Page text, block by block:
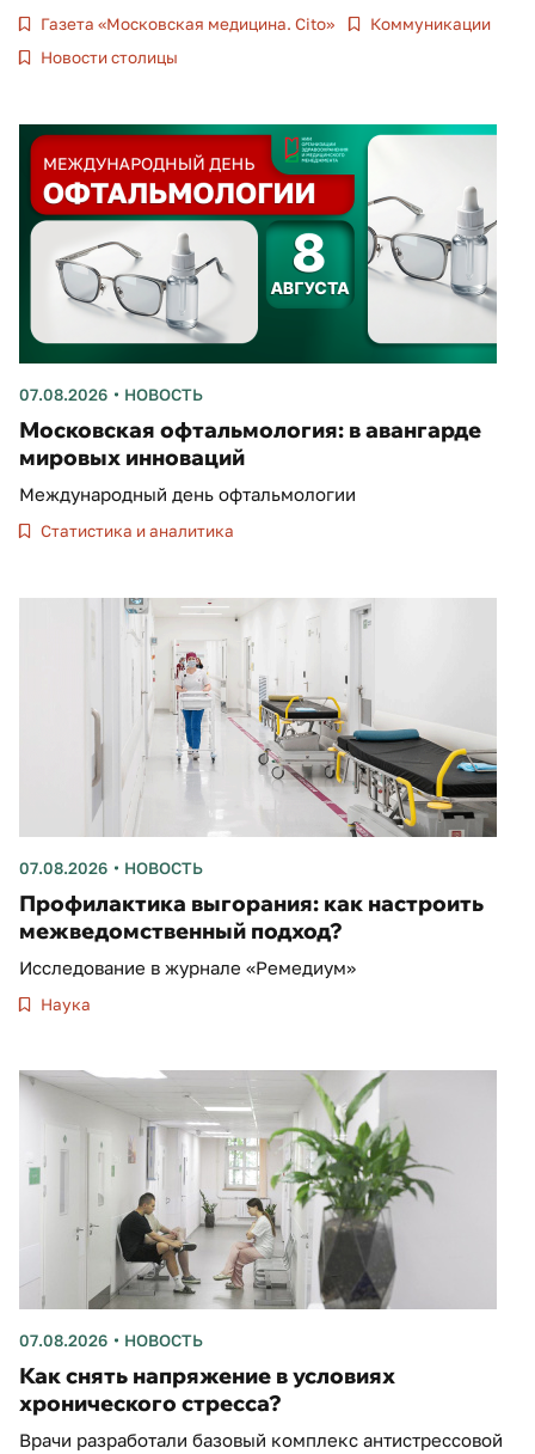
Газета «Московская медицина. Cito»
Коммуникации
Новости столицы
07.08.2026 НОВОСТЬ
Московская офтальмология: в авангарде
мировых инноваций
Международный день офтальмологии
Статистика и аналитика
07.08.2026 НОВОСТЬ
Профилактика выгорания: как настроить
межведомственный подход?
Исследование в журнале «Ремедиум»
Наука
07.08.2026 НОВОСТЬ
Как снять напряжение в условиях
хронического стресса?
Врачи разработали базовый комплекс антистрессовой